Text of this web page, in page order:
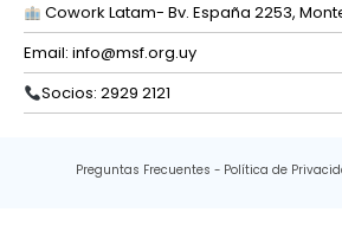
Cowork Latam- Bv. España 2253,
Email: info@msf.org.uy
Socios: 2929 2121
Preguntas Frecuentes Política de